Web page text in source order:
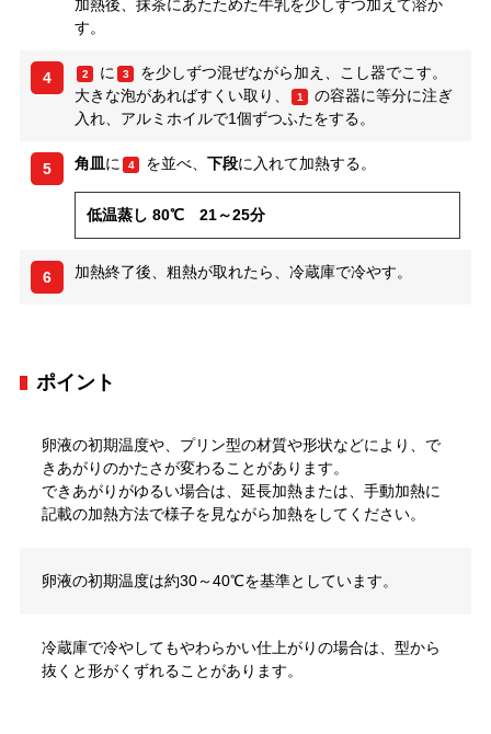
加熱後、抹茶にあたためた牛乳を少しずつ加えて溶か
す。
4 2 に 3
を少しずつ混ぜながら加え、こし器でこす。
大きな泡があればすくい取り、
1
の容器に等分に注ぎ
入れ、アルミホイルで1個ずつふたをする。
5 角皿に 4 を並べ、 下段に入れて加熱する。
低温蒸し 80℃ 21～25分
6 加熱終了後、粗熱が取れたら、冷蔵庫で冷やす。
ポイント
卵液の初期温度や、プリン型の材質や形状などにより、で
きあがりのかたさが変わることがあります。
できあがりがゆるい場合は、延長加熱または、手動加熱に
記載の加熱方法で様子を見ながら加熱をしてください。
卵液の初期温度は約30～40℃を基準としています。
冷蔵庫で冷やしてもやわらかい仕上がりの場合は、型から
抜くと形がくずれることがあります。